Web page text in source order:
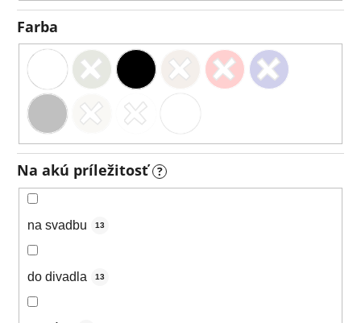
Farba
Na akú príležitosť ?
na svadbu 13
do divadla 13